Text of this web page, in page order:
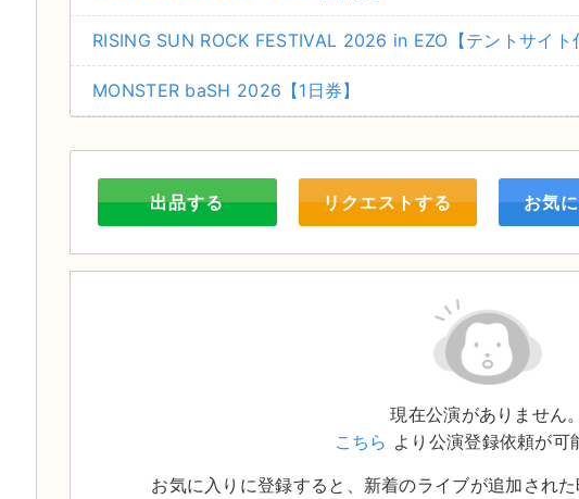
RISING SUN ROCK FESTIVAL 2026 in EZO【テントサイト
MONSTER baSH 2026【1日券】
出品する リクエストする お気
現在公演がありません。
こちら より公演登録依頼が可
お気に入りに登録すると、新着のライブが追加され